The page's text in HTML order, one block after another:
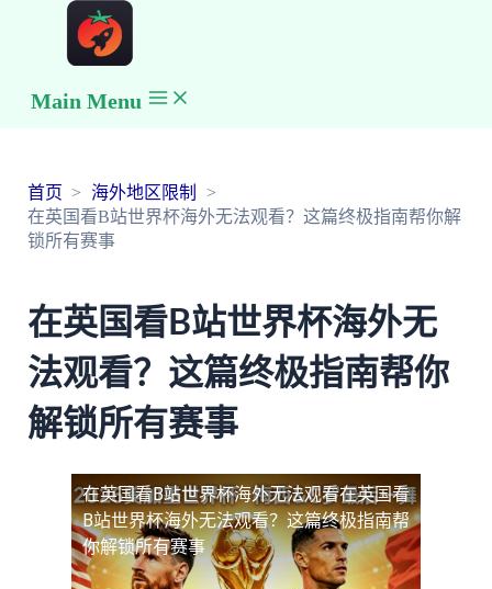
Main Menu
首页
海外地区限制
在英国看B站世界杯海外无法观看？这篇终极指南帮你解
锁所有赛事
在英国看B站世界杯海外无
法观看？这篇终极指南帮你
解锁所有赛事
在英国看B站世界杯海外无法观看在英国看
B站世界杯海外无法观看？这篇终极指南帮
你解锁所有赛事